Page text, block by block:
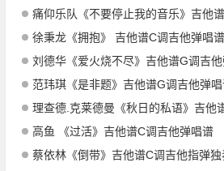
痛仰乐队《不要停止我的音乐》吉他
徐秉龙《拥抱》 吉他谱C调吉他弹唱谱
刘德华《爱火烧不尽》吉他谱G调吉
范玮琪《是非题》吉他谱G调吉他弹
理查德.克莱德曼《秋日的私语》吉他
高鱼 《过活》吉他谱C调吉他弹唱谱
蔡依林《倒带》吉他谱C调吉他指弹独